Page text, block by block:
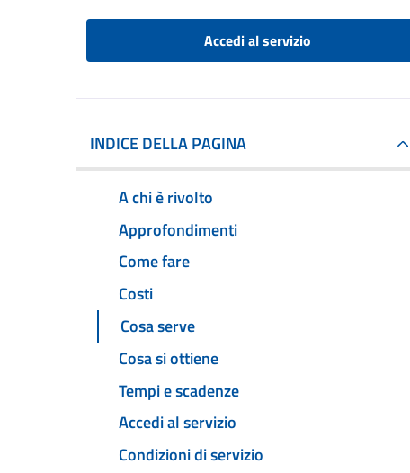
Accedi al servizio
INDICE DELLA PAGINA
A chi è rivolto
Approfondimenti
Come fare
Costi
Cosa serve
Cosa si ottiene
Tempi e scadenze
Accedi al servizio
Condizioni di servizio